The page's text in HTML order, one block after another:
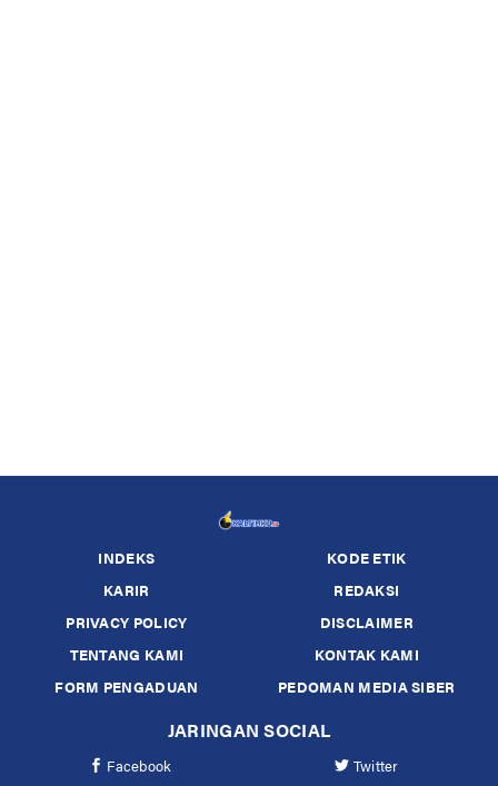
INDEKS
KODE ETIK
KARIR
REDAKSI
PRIVACY POLICY
DISCLAIMER
TENTANG KAMI
KONTAK KAMI
FORM PENGADUAN
PEDOMAN MEDIA SIBER
JARINGAN SOCIAL
Facebook Twitter